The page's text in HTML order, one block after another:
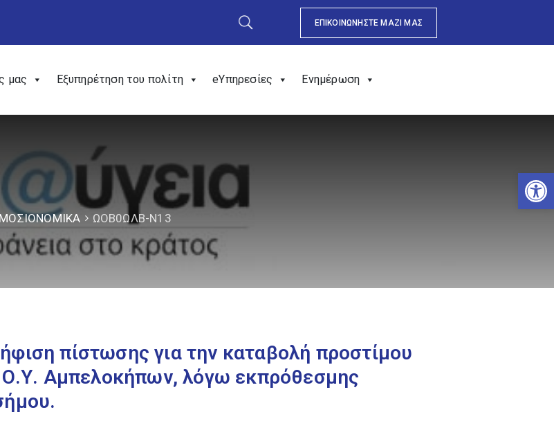
ΕΠΙΚΟΙΝΩΝΗΣΤΕ ΜΑΖΙ ΜΑΣ
μας Εξυπηρέτηση του πολίτη eΥπηρεσίες Ενημέρωση
ΩΟΒ0ΩΛΒ-Ν13
πίστωσης για την καταβολή προστίμου
Αμπελοκήπων, λόγω εκπρόθεσμης